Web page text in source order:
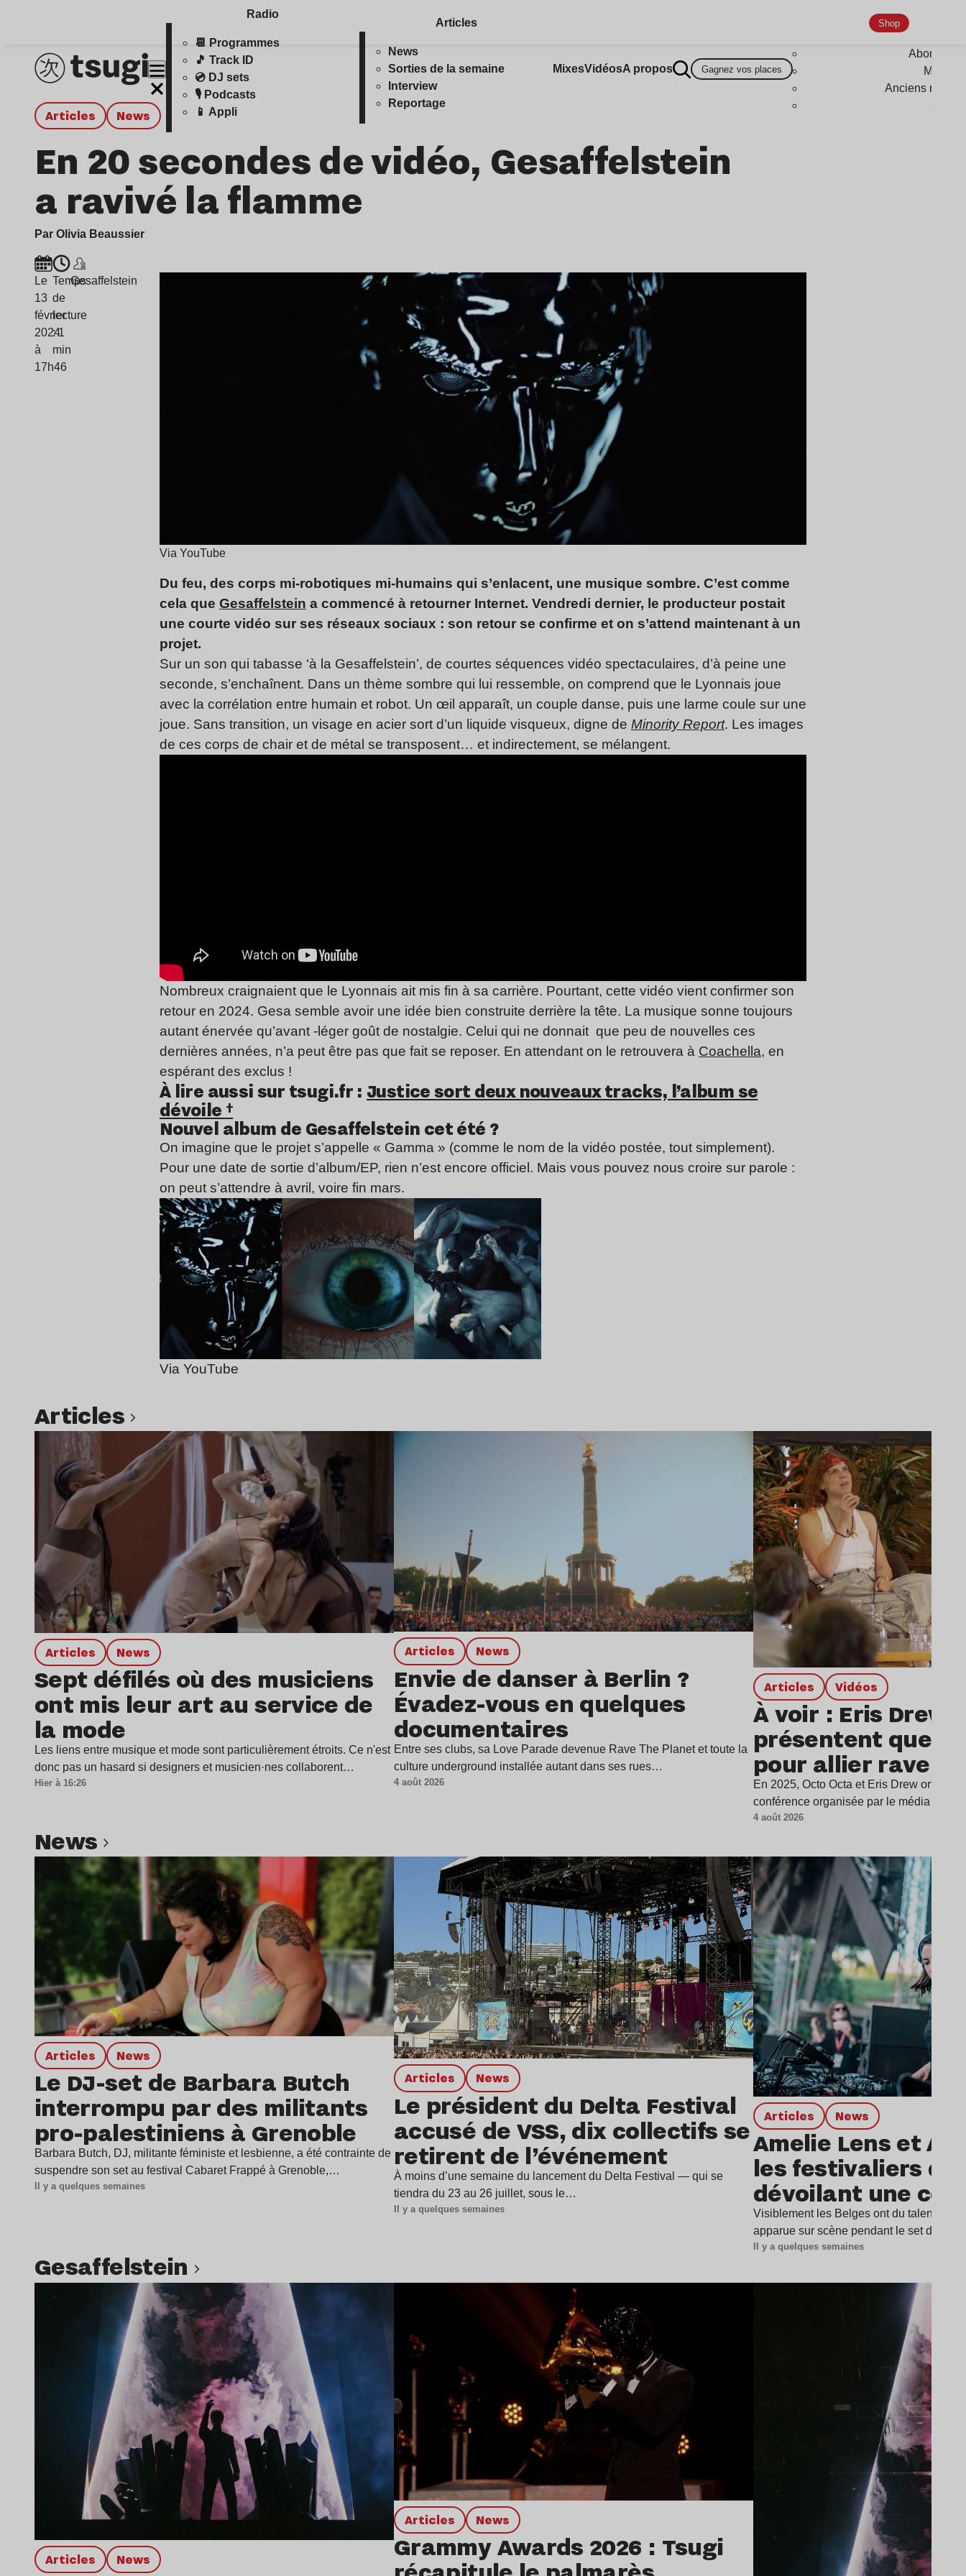
Radio
📆 Programmes
🎵 Track ID
💿 DJ sets
🎙️ Podcasts
📱 Appli
Articles
News
Sorties de la semaine
Interview
Reportage
MixesVidéosA propos Gagnez vos places
Shop
Anciens
Articles news
En 20 secondes de vidéo, Gesaffelstein
a ravivé la flamme
Par Olivia Beaussier
Le
13
février
2024
à
17h46
Temps
de
lecture
: 1
min
Gesaffelstein
Via YouTube
Du feu, des corps mi-robotiques mi-humains qui s’enlacent, une musique sombre. C’est comme
cela que Gesaffelstein a commencé à retourner Internet. Vendredi dernier, le producteur postait
une courte vidéo sur ses réseaux sociaux : son retour se confirme et on s’attend maintenant à un
projet.
Sur un son qui tabasse ‘à la Gesaffelstein’, de courtes séquences vidéo spectaculaires, d’à peine une
seconde, s’enchaînent. Dans un thème sombre qui lui ressemble, on comprend que le Lyonnais joue
avec la corrélation entre humain et robot. Un œil apparaît, un couple danse, puis une larme coule sur une
joue. Sans transition, un visage en acier sort d’un liquide visqueux, digne de Minority Report. Les images
de ces corps de chair et de métal se transposent… et indirectement, se mélangent.
Nombreux craignaient que le Lyonnais ait mis fin à sa carrière. Pourtant, cette vidéo vient confirmer son
retour en 2024. Gesa semble avoir une idée bien construite derrière la tête. La musique sonne toujours
autant énervée qu’avant -léger goût de nostalgie. Celui qui ne donnait que peu de nouvelles ces
dernières années, n’a peut être pas que fait se reposer. En attendant on le retrouvera à Coachella, en
espérant des exclus !
À lire aussi sur tsugi.fr : Justice sort deux nouveaux tracks, l’album se
dévoile †
Nouvel album de Gesaffelstein cet été ?
On imagine que le projet s’appelle « Gamma » (comme le nom de la vidéo postée, tout simplement).
Pour une date de sortie d’album/EP, rien n’est encore officiel. Mais vous pouvez nous croire sur parole :
on peut s’attendre à avril, voire fin mars.
Via YouTube
Articles
Articles news
Sept défilés où des musiciens
ont mis leur art au service de
la mode
Les liens entre musique et mode sont particulièrement étroits. Ce n'est
donc pas un hasard si designers et musicien·nes collaborent…
Hier à 16:26
Articles news
Envie de danser à Berlin ?
Évadez-vous en quelques
documentaires
Entre ses clubs, sa Love Parade devenue Rave The Planet et toute la
culture underground installée autant dans ses rues…
4 août 2026
Articles Vidéos
À voir : Eris Drew
présentent
pour allier rave et
écrans
En 2025, Octo Octa et Eris Drew ont été
conférence organisée par le média
4 août 2026
Lire l’article Lire l’article
news
Articles news
Le DJ-set de Barbara Butch
interrompu par des militants
pro-palestiniens à Grenoble
Barbara Butch, DJ, militante féministe et lesbienne, a été contrainte de
suspendre son set au festival Cabaret Frappé à Grenoble,…
Il y a quelques semaines
Articles news
Le président du Delta Festival
accusé de VSS, dix collectifs se
retirent de l’événement
À moins d’une semaine du lancement du Delta Festival — qui se
tiendra du 23 au 26 juillet, sous le…
Il y a quelques semaines
Articles news
Amelie Lens et
les festivaliers de
dévoilant une
Visiblement les Belges ont du talent
apparue sur scène pendant le set
Il y a quelques semaines
Lire l’article Lire l’article Lire l’article
Gesaffelstein
Articles news
Articles news
Grammy Awards 2026 : Tsugi
Lire l’article Lire l’article Lire l’article